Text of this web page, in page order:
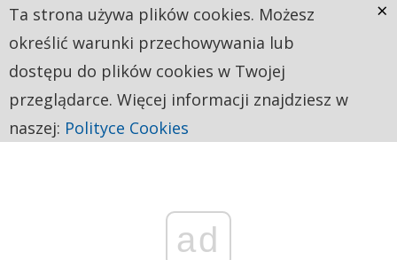
ad
Ta strona używa plików cookies. Możesz
określić warunki przechowywania lub
dostępu do plików cookies w Twojej
przeglądarce. Więcej informacji znajdziesz w
naszej: Polityce Cookies
×